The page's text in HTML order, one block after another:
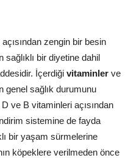
açısından zengin bir besin
sağlıklı bir diyetine dahil
İçerdiği vitaminler ve
genel sağlık durumunu
ve B vitaminleri açısından
sistemine de fayda
bir yaşam sürmelerine
köpeklere verilmeden önce